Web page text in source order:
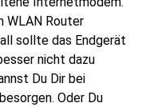
WLAN Router
sollte das Endgerät
nicht dazu
Du Dir bei
Oder Du